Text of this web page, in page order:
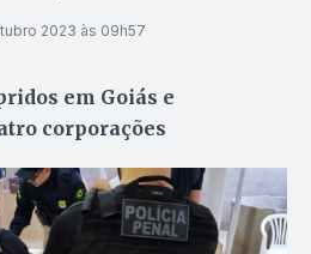
2023 às 09h57
em Goiás e
corporações